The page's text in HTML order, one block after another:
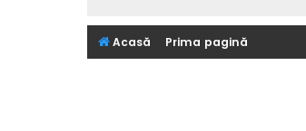
Acasă Prima pagină